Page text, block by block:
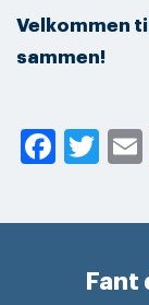
Velkommen
sammen!